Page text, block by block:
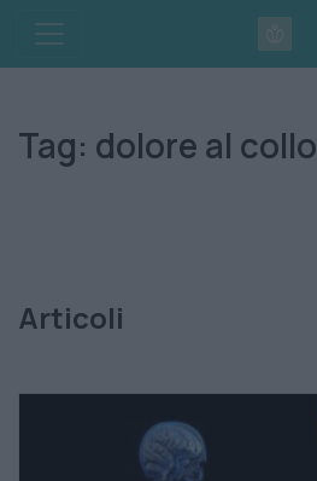
content
Tag: dolore al collo
Articoli